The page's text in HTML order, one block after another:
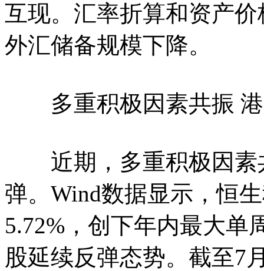
互现。汇率折算和资产
外汇储备规模下降。
多重积极因素共振 港
近期，多重积极因素
弹。Wind数据显示，恒
5.72%，创下年内最大单
股延续反弹态势。截至7